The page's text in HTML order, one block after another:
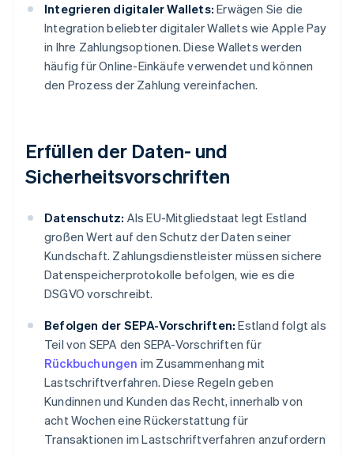
Integrieren digitaler Wallets: Erwägen Sie die
Integration beliebter digitaler Wallets wie Apple Pay
in Ihre Zahlungsoptionen. Diese Wallets werden
häufig für Online-Einkäufe verwendet und können
den Prozess der Zahlung vereinfachen.
Erfüllen der Daten- und
Sicherheitsvorschriften
Datenschutz: Als EU-Mitgliedstaat legt Estland
großen Wert auf den Schutz der Daten seiner
Kundschaft. Zahlungsdienstleister müssen sichere
Datenspeicherprotokolle befolgen, wie es die
DSGVO vorschreibt.
Befolgen der SEPA-Vorschriften: Estland folgt als
Teil von SEPA den SEPA-Vorschriften für
Rückbuchungen im Zusammenhang mit
Lastschriftverfahren. Diese Regeln geben
Kundinnen und Kunden das Recht, innerhalb von
acht Wochen eine Rückerstattung für
Transaktionen im Lastschriftverfahren anzufordern